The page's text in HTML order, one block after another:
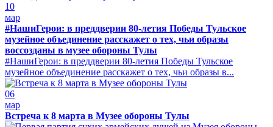
10
мар
#НашиГерои: в преддверии 80-летия Победы Тульское
музейное объединение расскажет о тех, чьи образы
воссозданы в музее обороны Тулы
#НашиГерои: в преддверии 80-летия Победы Тульское
музейное объединение расскажет о тех, чьи образы в...
06
мар
Встреча к 8 марта в Музее обороны Тулы